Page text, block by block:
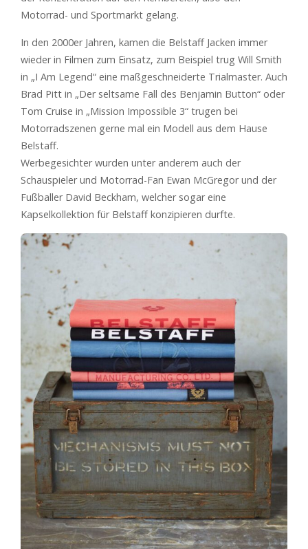
Motorrad- und Sportmarkt gelang.
In den 2000er Jahren, kamen die Belstaff Jacken immer
wieder in Filmen zum Einsatz, zum Beispiel trug Will Smith
in „I Am Legend“ eine maßgeschneiderte Trialmaster. Auch
Brad Pitt in „Der seltsame Fall des Benjamin Button“ oder
Tom Cruise in „Mission Impossible 3“ trugen bei
Motorradszenen gerne mal ein Modell aus dem Hause
Belstaff.
Werbegesichter wurden unter anderem auch der
Schauspieler und Motorrad-Fan Ewan McGregor und der
Fußballer David Beckham, welcher sogar eine
Kapselkollektion für Belstaff konzipieren durfte.